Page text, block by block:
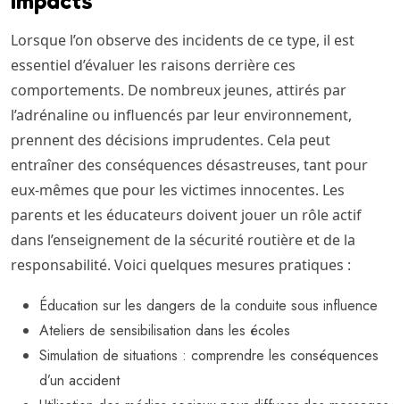
Lorsque l’on observe des incidents de ce type, il est
essentiel d’évaluer les raisons derrière ces
comportements. De nombreux jeunes, attirés par
l’adrénaline ou influencés par leur environnement,
prennent des décisions imprudentes. Cela peut
entraîner des conséquences désastreuses, tant pour
eux-mêmes que pour les victimes innocentes. Les
parents et les éducateurs doivent jouer un rôle actif
dans l’enseignement de la sécurité routière et de la
responsabilité. Voici quelques mesures pratiques :
Éducation sur les dangers de la conduite sous influence
Ateliers de sensibilisation dans les écoles
Simulation de situations : comprendre les conséquences
d’un accident